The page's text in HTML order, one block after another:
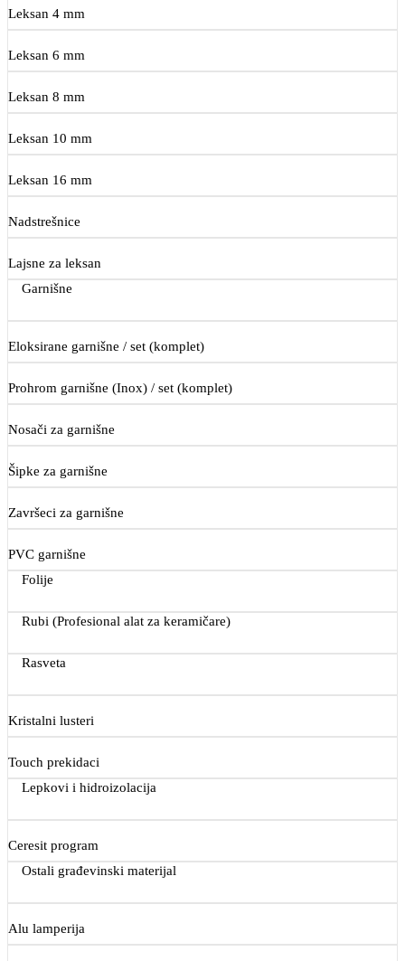
Leksan 4 mm
Leksan 6 mm
Leksan 8 mm
Leksan 10 mm
Leksan 16 mm
Nadstrešnice
Lajsne za leksan
Garnišne
Eloksirane garnišne / set (komplet)
Prohrom garnišne (Inox) / set (komplet)
Nosači za garnišne
Šipke za garnišne
Završeci za garnišne
PVC garnišne
Folije
Rubi (Profesional alat za keramičare)
Rasveta
Kristalni lusteri
Touch prekidaci
Lepkovi i hidroizolacija
Ceresit program
Ostali građevinski materijal
Alu lamperija